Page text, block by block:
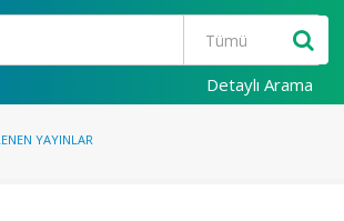
Detaylı Arama
YAYINLAR